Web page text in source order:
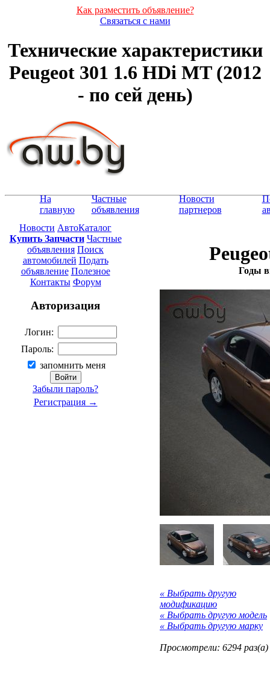
Как разместить объявление?
Связаться с нами
Технические характеристики
Peugeot 301 1.6 HDi MT (2012
- по сей день)
На
главную
Частные
объявления
Новости
партнеров
Новости АвтоКаталог
Купить Запчасти Частные
объявления Поиск
автомобилей Подать
объявление Полезное
Контакты Форум
Авторизация
Логин:
Пароль:
запомнить меня
Забыли пароль?
Регистрация →
Годы
« Выбрать другую
модификацию
« Выбрать другую модель
« Выбрать другую марку
Просмотрели: 6294 раз(а)